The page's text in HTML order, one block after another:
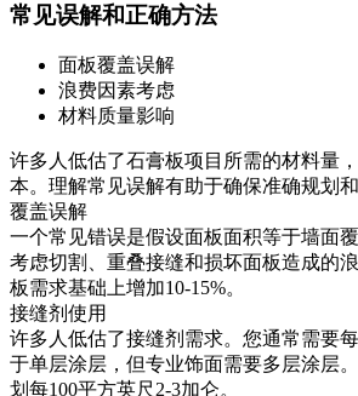
常见误解和正确方法
面板覆盖误解
浪费因素考虑
材料质量影响
许多人低估了石膏板项目所需的材料量
本。理解常见误解有助于确保准确规划
覆盖误解
一个常见错误是假设面板面积等于墙面
考虑切割、重叠接缝和损坏面板造成的
板需求基础上增加10-15%。
接缝剂使用
许多人低估了接缝剂需求。您通常需要
于单层涂层，但专业饰面需要多层涂层
划每100平方英尺2-3加仑。